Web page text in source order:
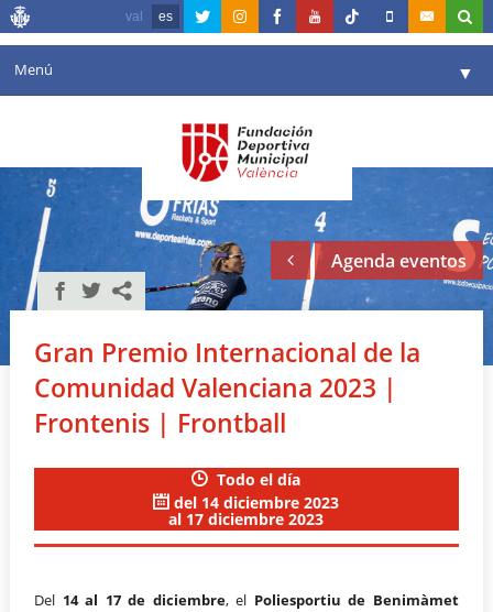
val es
Menú ▼
Agenda
Instalaciones ▼
Comunicación ▼
Valencia en deporte
Portal de Transparencia
Reservas
Agenda eventos
Gran Premio Internacional de la
Comunidad Valenciana 2023 |
Frontenis | Frontball
Todo el día
del 14 diciembre 2023
al 17 diciembre 2023
Del 14 al 17 de diciembre, el Poliesportiu de Benimàmet